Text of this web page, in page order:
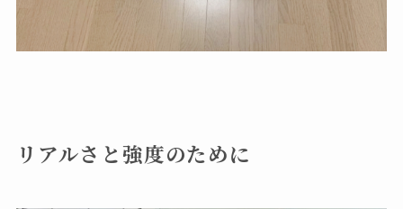
リアルさと強度のために